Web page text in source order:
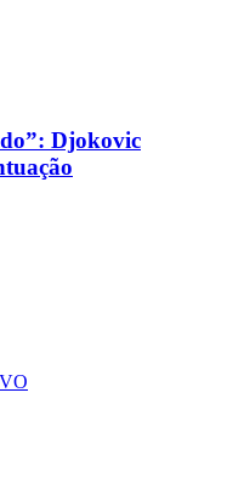
Djokovic